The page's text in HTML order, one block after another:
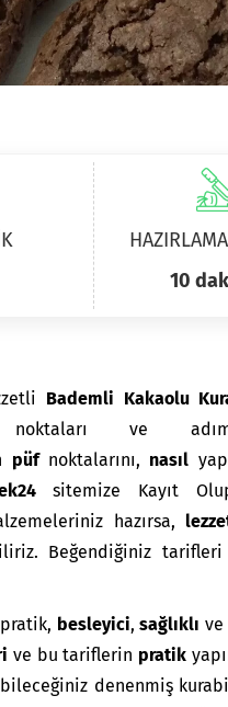
10
Bademli Kakaolu
ve
püfnoktalarını, nasıl
sitemize Kayıt
hazırsa,
Beğendiğiniz
besleyici,sağlıklı ve
ve bu tariflerin pratik
denenmiş